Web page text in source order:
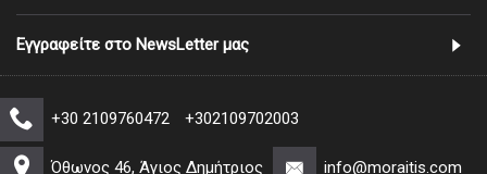
Εγγραφείτε στο NewsLetter μας
+30 2109760472 +302109702003
Όθωνος 46, Άγιος Δημήτριος info@moraitis.com